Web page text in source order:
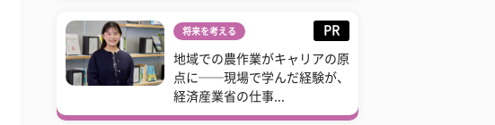
将来を考える PR
地域での農作業がキャリアの原
点に──現場で学んだ経験が、
経済産業省の仕事...